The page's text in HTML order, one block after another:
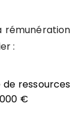
rémunération
:
de ressources
€